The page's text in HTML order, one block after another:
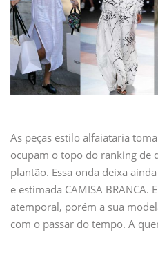
As peças estilo alfaiataria
ocupam o topo do ranking de
plantão. Essa onda deixa
e estimada CAMISA BRANCA.
atemporal, porém a sua
com o passar do tempo. A